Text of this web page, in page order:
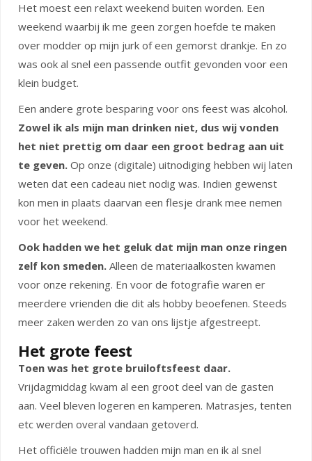
Het moest een relaxt weekend buiten worden. Een
weekend waarbij ik me geen zorgen hoefde te maken
over modder op mijn jurk of een gemorst drankje. En zo
was ook al snel een passende outfit gevonden voor een
klein budget.
Een andere grote besparing voor ons feest was alcohol.
Zowel ik als mijn man drinken niet, dus wij vonden
het niet prettig om daar een groot bedrag aan uit
te geven. Op onze (digitale) uitnodiging hebben wij laten
weten dat een cadeau niet nodig was. Indien gewenst
kon men in plaats daarvan een flesje drank mee nemen
voor het weekend.
Ook hadden we het geluk dat mijn man onze ringen
zelf kon smeden. Alleen de materiaalkosten kwamen
voor onze rekening. En voor de fotografie waren er
meerdere vrienden die dit als hobby beoefenen. Steeds
meer zaken werden zo van ons lijstje afgestreept.
Het grote feest
Toen was het grote bruiloftsfeest daar.
Vrijdagmiddag kwam al een groot deel van de gasten
aan. Veel bleven logeren en kamperen. Matrasjes, tenten
etc werden overal vandaan getoverd.
Het officiële trouwen hadden mijn man en ik al snel